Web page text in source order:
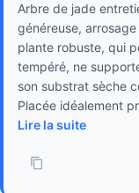
Arbre de jade
généreuse,
plante robuste, qui
tempéré, ne
son substrat sèche
Placée idéalement
Lire la suite